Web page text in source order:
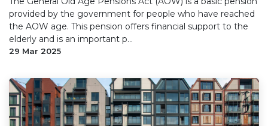
provided by the government for people who have reached
the AOW age. This pension offers financial support to the
elderly and is an important p...
29 Mar 2025